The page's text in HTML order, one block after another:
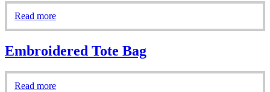
Read more
Embroidered Tote Bag
Read more